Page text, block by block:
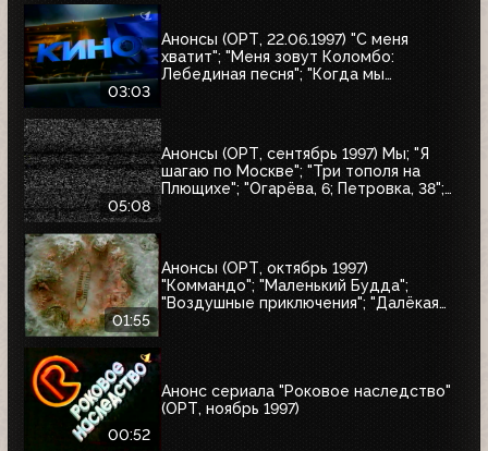
03:03
Анонсы (ОРТ, 22.06.1997) "С меня
хватит"; "Меня зовут Коломбо:
Лебединая песня"; "Когда мы
05:08
Анонсы (ОРТ, сентябрь 1997) Мы; "Я
шагаю по Москве"; "Три тополя на
Плющихе"; "Огарёва, 6; Петровка, 38";
01:55
Анонсы (ОРТ, октябрь 1997)
"Коммандо"; "Маленький Будда";
"Воздушные приключения"; "Далёкая
00:52
Анонс сериала "Роковое наследство"
(ОРТ, ноябрь 1997)